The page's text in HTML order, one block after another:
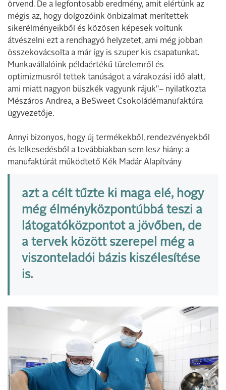
örvend. De a legfontosabb eredmény, amit elértünk az
mégis az, hogy dolgozóink önbizalmat merítettek
sikerélményeikből és közösen képesek voltunk
átvészelni ezt a rendhagyó helyzetet, ami még jobban
összekovácsolta a már így is szuper kis csapatunkat.
Munkavállalóink példaértékű türelemről és
optimizmusról tettek tanúságot a várakozási idő alatt,
ami miatt nagyon büszkék vagyunk rájuk"– nyilatkozta
Mészáros Andrea, a BeSweet Csokoládémanufaktúra
ügyvezetője.
Annyi bizonyos, hogy új termékekből, rendezvényekből
és lelkesedésből a továbbiakban sem lesz hiány: a
manufaktúrát működtető Kék Madár Alapítvány
azt a célt tűzte ki maga elé, hogy
még élményközpontúbbá teszi a
látogatóközpontot a jövőben, de
a tervek között szerepel még a
viszonteladói bázis kiszélesítése
is.